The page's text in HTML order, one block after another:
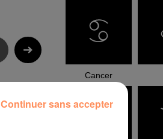
Cancer
Continuer sans accepter